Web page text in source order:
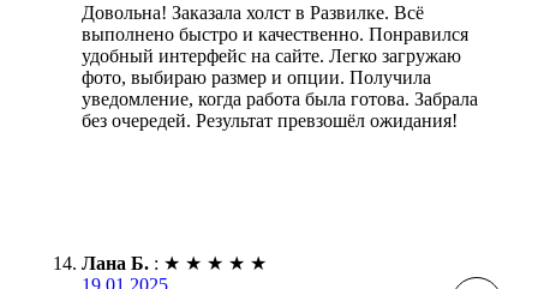
Довольна! Заказала холст в Развилке. Всё
выполнено быстро и качественно. Понравился
удобный интерфейс на сайте. Легко загружаю
фото, выбираю размер и опции. Получила
уведомление, когда работа была готова. Забрала
без очередей. Результат превзошёл ожидания!
Лана Б. : ★ ★ ★ ★ ★
19.01.2025